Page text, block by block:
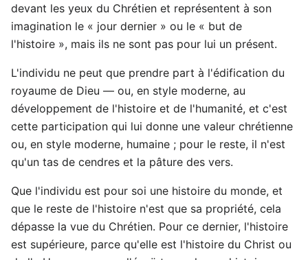
devant les yeux du Chrétien et représentent à son
imagination le « jour dernier » ou le « but de
l'histoire », mais ils ne sont pas pour lui un présent.
L'individu ne peut que prendre part à l'édification du
royaume de Dieu — ou, en style moderne, au
développement de l'histoire et de l'humanité, et c'est
cette participation qui lui donne une valeur chrétienne
ou, en style moderne, humaine ; pour le reste, il n'est
qu'un tas de cendres et la pâture des vers.
Que l'individu est pour soi une histoire du monde, et
que le reste de l'histoire n'est que sa propriété, cela
dépasse la vue du Chrétien. Pour ce dernier, l'histoire
est supérieure, parce qu'elle est l'histoire du Christ ou